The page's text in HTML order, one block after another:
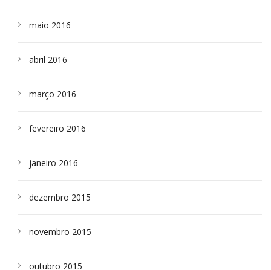
maio 2016
abril 2016
março 2016
fevereiro 2016
janeiro 2016
dezembro 2015
novembro 2015
outubro 2015